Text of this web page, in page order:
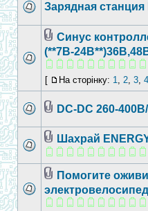
Зарядная станция
Синус
(**7В-
[
На сторінку: 1, 2, 3, 4
DC-DC 260-
Шахрай
Помогите